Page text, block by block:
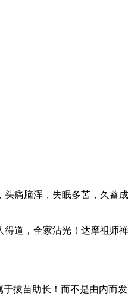
痛脑浑，失眠多苦，久蓄
道，全家沾光！达摩祖师
拔苗助长！而不是由内而